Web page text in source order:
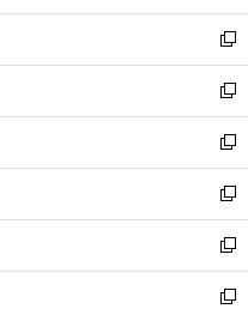
開
く
ウ
で
開
く
ン
ド
ウ
で
開
く
ウ
ィ
ン
ド
ウ
で
開
く
新
し
い
ウ
ィ
ン
ド
ウ
で
開
く
新
し
い
ウ
ィ
ン
ド
ウ
で
新
し
い
ウ
ィ
ン
ド
新
し
い
ウ
ィ
新
し
い
新